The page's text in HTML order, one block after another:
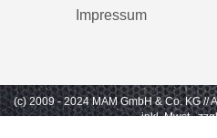
Impressum
(c) 2009 - 2024 MAM GmbH & Co. KG //
inkl. Mwst.,